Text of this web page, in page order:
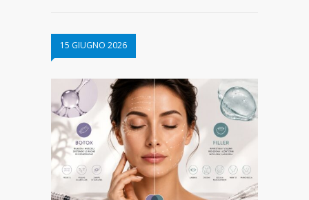
15 GIUGNO 2026